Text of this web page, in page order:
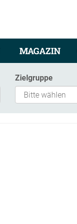
MAGAZIN
Zielgruppe